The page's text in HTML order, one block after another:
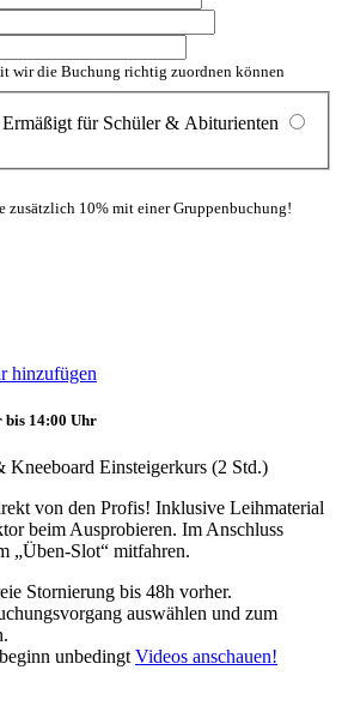
wir die Buchung richtig zuordnen können
Ermäßigt für Schüler & Abiturienten
zusätzlich 10% mit einer Gruppenbuchung!
hinzufügen
bis 14:00 Uhr
Kneeboard Einsteigerkurs (2 Std.)
von den Profis! Inklusive Leihmaterial
beim Ausprobieren. Im Anschluss
„Üben-Slot“ mitfahren.
Stornierung bis 48h vorher.
auswählen und zum
unbedingt Videos anschauen!